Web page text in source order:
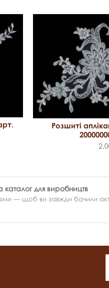
Розшиті
каталог для виробництв
щоб ви завжди бачили